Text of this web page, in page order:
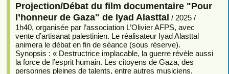
Projection/Débat du film documentaire "Pour
l’honneur de Gaza" de Iyad Alasttal / 2025 /
1h40, organisée par l’association L’Olivier AFPS, avec
vente d’artisanat palestinien. Le réalisateur Iyad Alasttal
animera le débat en fin de séance (sous réserve).
Synopsis : « Destructrice implacable, la guerre révèle aussi
la force de l’esprit humain. Les citoyens de Gaza, des
personnes pleines de talents, entre autres musiciens,